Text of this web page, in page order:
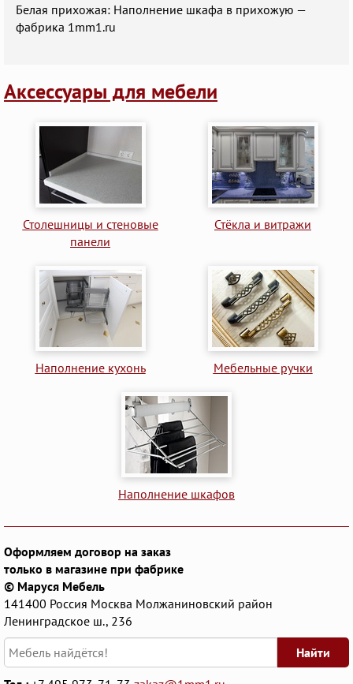
Белая прихожая: Наполнение шкафа в прихожую —
фабрика 1mm1.ru
Аксессуары для мебели
Столешницы и стеновые
панели
Стёкла и витражи
Наполнение кухонь Мебельные ручки
Наполнение шкафов
Оформляем договор на заказ
только в магазине при фабрике
© Маруся Мебель
141400 Россия Москва Молжаниновский район
Ленинградское ш., 236
Найти